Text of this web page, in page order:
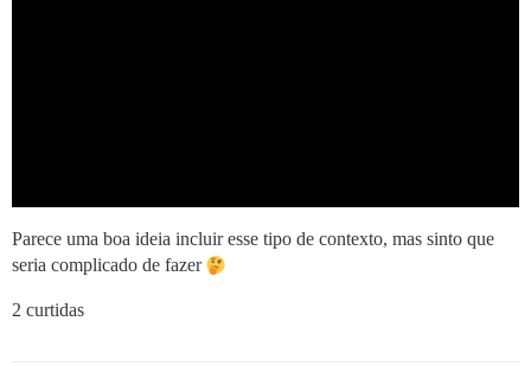
Parece uma boa ideia incluir esse tipo de contexto, mas sinto que
seria complicado de fazer
2 curtidas